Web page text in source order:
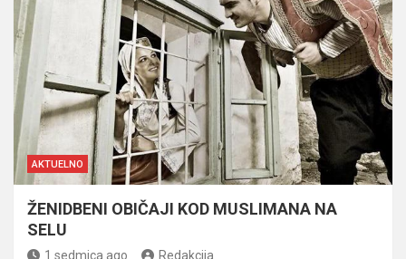
AKTUELNO
ŽENIDBENI OBIČAJI KOD MUSLIMANA NA
SELU
1 sedmica ago Redakcija